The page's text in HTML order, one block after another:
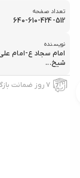
تعداد صفحه
640-610-424-512
نویسنده
امام سجاد ع-امام
شیخ...
۷ روز ضمانت بازگشت کالا